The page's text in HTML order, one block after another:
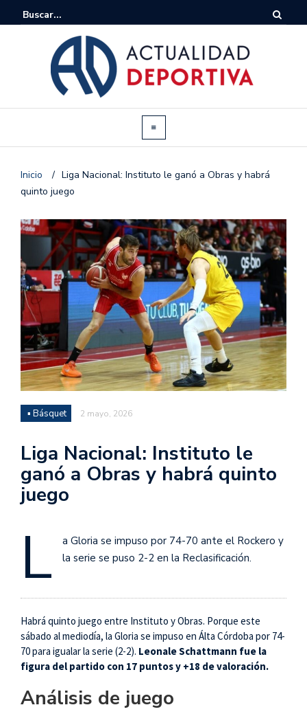
Inicio / Liga Nacional: Instituto le ganó a Obras y habrá
quinto juego
▪ Básquet 2 mayo, 2026
Liga Nacional: Instituto le
ganó a Obras y habrá quinto
juego
L
a Gloria se impuso por 74-70 ante el Rockero y
la serie se puso 2-2 en la Reclasificación.
Habrá quinto juego entre Instituto y Obras. Porque este
sábado al mediodía, la Gloria se impuso en Álta Córdoba por 74-
70 para igualar la serie (2-2). Leonale Schattmann fue la
figura del partido con 17 puntos y +18 de valoración.
Análisis de juego